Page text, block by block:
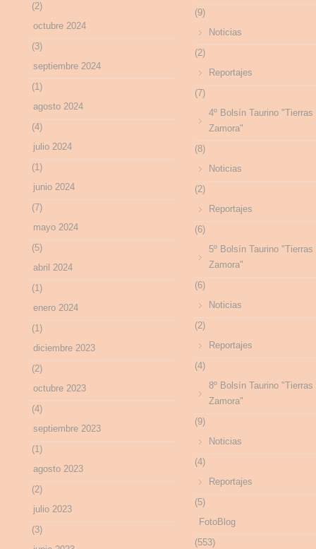
(2)
octubre 2024
(3)
septiembre 2024
(1)
agosto 2024
(4)
julio 2024
(1)
junio 2024
(7)
mayo 2024
(5)
abril 2024
(1)
enero 2024
(1)
diciembre 2023
(2)
octubre 2023
(4)
septiembre 2023
(1)
agosto 2023
(2)
julio 2023
(3)
(9)
Noticias
(2)
Reportajes
(7)
4º Bolsín Taurino "Tierras
Zamora"
(8)
Noticias
(2)
Reportajes
(6)
5º Bolsín Taurino "Tierras
Zamora"
(6)
Noticias
(2)
Reportajes
(4)
8º Bolsín Taurino "Tierras
Zamora"
(9)
Noticias
(4)
Reportajes
(5)
FotoBlog
(553)